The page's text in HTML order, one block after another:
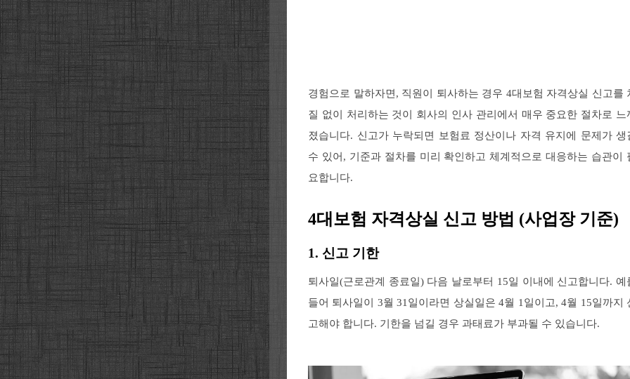
경험으로 말하자면, 직원이 퇴사하는 경우 4대보험 자격상실 신고를
질 없이 처리하는 것이 회사의 인사 관리에서 매우 중요한 절차로 느
졌습니다. 신고가 누락되면 보험료 정산이나 자격 유지에 문제가 생
수 있어, 기준과 절차를 미리 확인하고 체계적으로 대응하는 습관이
요합니다.
4대보험 자격상실 신고 방법 (사업장 기준)
1. 신고 기한
퇴사일(근로관계 종료일) 다음 날로부터 15일 이내에 신고합니다. 예
들어 퇴사일이 3월 31일이라면 상실일은 4월 1일이고, 4월 15일까지
고해야 합니다. 기한을 넘길 경우 과태료가 부과될 수 있습니다.